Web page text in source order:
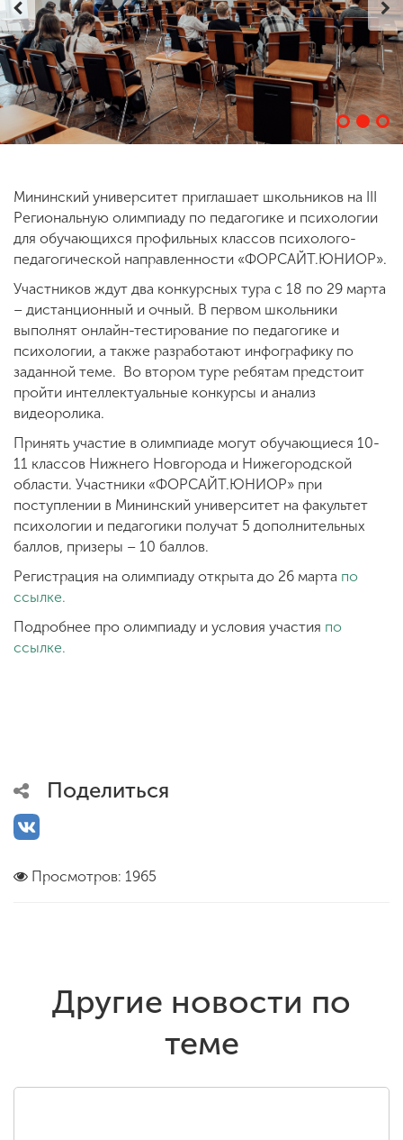
ENG SPN CHI
Приемная
Мининский университет приглашает школьников на III
Региональную олимпиаду по педагогике и психологии
для обучающихся профильных классов психолого-
педагогической направленности «ФОРСАЙТ.ЮНИОР».
Участников ждут два конкурсных тура с 18 по 29 марта
– дистанционный и очный. В первом школьники
выполнят онлайн-тестирование по педагогике и
психологии, а также разработают инфографику по
заданной теме. Во втором туре ребятам предстоит
пройти интеллектуальные конкурсы и анализ
видеоролика.
Принять участие в олимпиаде могут обучающиеся 10-
11 классов Нижнего Новгорода и Нижегородской
области. Участники «ФОРСАЙТ.ЮНИОР» при
поступлении в Мининский университет на факультет
психологии и педагогики получат 5 дополнительных
баллов, призеры – 10 баллов.
Регистрация на олимпиаду открыта до 26 марта по
ссылке.
Подробнее про олимпиаду и условия участия по
ссылке.
Поделиться
Просмотров: 1965
Другие новости по
теме